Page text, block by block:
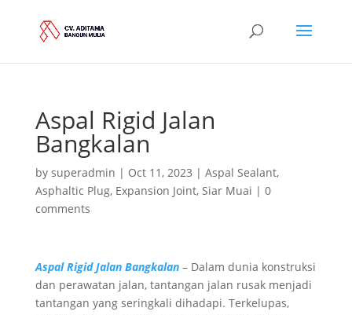
Aspal Rigid Jalan
Bangkalan
by superadmin | Oct 11, 2023 | Aspal Sealant,
Asphaltic Plug, Expansion Joint, Siar Muai | 0
comments
Aspal Rigid Jalan Bangkalan– Dalam dunia konstruksi
dan perawatan jalan, tantangan jalan rusak menjadi
tantangan yang seringkali dihadapi. Terkelupas,